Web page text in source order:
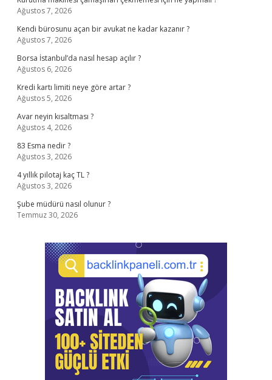
Ağustos 7, 2026
Kendi bürosunu açan bir avukat ne kadar kazanır ?
Ağustos 7, 2026
Borsa İstanbul’da nasıl hesap açılır ?
Ağustos 6, 2026
Kredi kartı limiti neye göre artar ?
Ağustos 5, 2026
Avar neyin kısaltması ?
Ağustos 4, 2026
83 Esma nedir ?
Ağustos 3, 2026
4 yıllık pilotaj kaç TL ?
Ağustos 3, 2026
Şube müdürü nasıl olunur ?
Temmuz 30, 2026